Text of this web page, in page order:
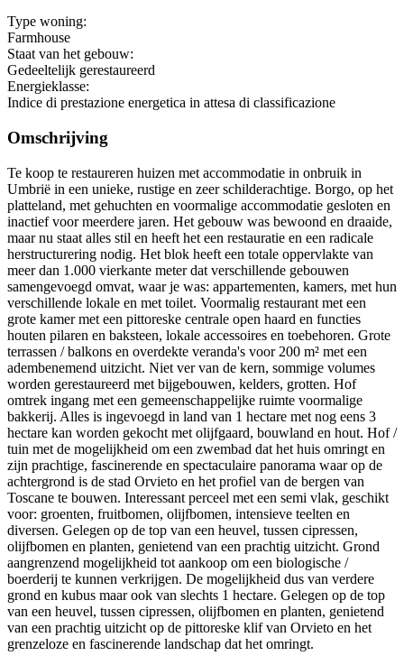
Type woning:
Farmhouse
Staat van het gebouw:
Gedeeltelijk gerestaureerd
Energieklasse:
Indice di prestazione energetica in attesa di classificazione
Omschrijving
Te koop te restaureren huizen met accommodatie in onbruik in
Umbrië in een unieke, rustige en zeer schilderachtige. Borgo, op het
platteland, met gehuchten en voormalige accommodatie gesloten en
inactief voor meerdere jaren. Het gebouw was bewoond en draaide,
maar nu staat alles stil en heeft het een restauratie en een radicale
herstructurering nodig. Het blok heeft een totale oppervlakte van
meer dan 1.000 vierkante meter dat verschillende gebouwen
samengevoegd omvat, waar je was: appartementen, kamers, met hun
verschillende lokale en met toilet. Voormalig restaurant met een
grote kamer met een pittoreske centrale open haard en functies
houten pilaren en baksteen, lokale accessoires en toebehoren. Grote
terrassen / balkons en overdekte veranda's voor 200 m² met een
adembenemend uitzicht. Niet ver van de kern, sommige volumes
worden gerestaureerd met bijgebouwen, kelders, grotten. Hof
omtrek ingang met een gemeenschappelijke ruimte voormalige
bakkerij. Alles is ingevoegd in land van 1 hectare met nog eens 3
hectare kan worden gekocht met olijfgaard, bouwland en hout. Hof /
tuin met de mogelijkheid om een zwembad dat het huis omringt en
zijn prachtige, fascinerende en spectaculaire panorama waar op de
achtergrond is de stad Orvieto en het profiel van de bergen van
Toscane te bouwen. Interessant perceel met een semi vlak, geschikt
voor: groenten, fruitbomen, olijfbomen, intensieve teelten en
diversen. Gelegen op de top van een heuvel, tussen cipressen,
olijfbomen en planten, genietend van een prachtig uitzicht. Grond
aangrenzend mogelijkheid tot aankoop om een biologische /
boerderij te kunnen verkrijgen. De mogelijkheid dus van verdere
grond en kubus maar ook van slechts 1 hectare. Gelegen op de top
van een heuvel, tussen cipressen, olijfbomen en planten, genietend
van een prachtig uitzicht op de pittoreske klif van Orvieto en het
grenzeloze en fascinerende landschap dat het omringt.